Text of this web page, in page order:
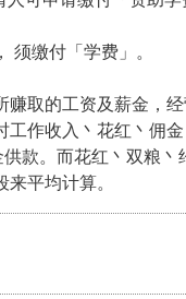
须缴付「学费」。
赚取的工资及薪金，
作收入丶花红丶佣
款。而花红丶双粮丶
平均计算。